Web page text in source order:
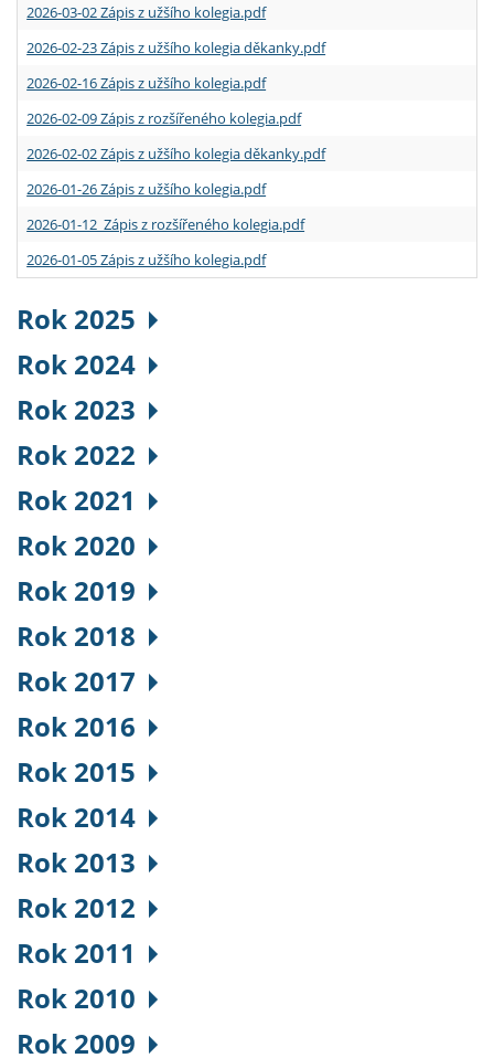
2026-03-02 Zápis z užšího kolegia.pdf
2026-02-23 Zápis z užšího kolegia děkanky.pdf
2026-02-16 Zápis z užšího kolegia.pdf
2026-02-09 Zápis z rozšířeného kolegia.pdf
2026-02-02 Zápis z užšího kolegia děkanky.pdf
2026-01-26 Zápis z užšího kolegia.pdf
2026-01-12 Zápis z rozšířeného kolegia.pdf
2026-01-05 Zápis z užšího kolegia.pdf
Rok 2025
Rok 2024
Rok 2023
Rok 2022
Rok 2021
Rok 2020
Rok 2019
Rok 2018
Rok 2017
Rok 2016
Rok 2015
Rok 2014
Rok 2013
Rok 2012
Rok 2011
Rok 2010
Rok 2009